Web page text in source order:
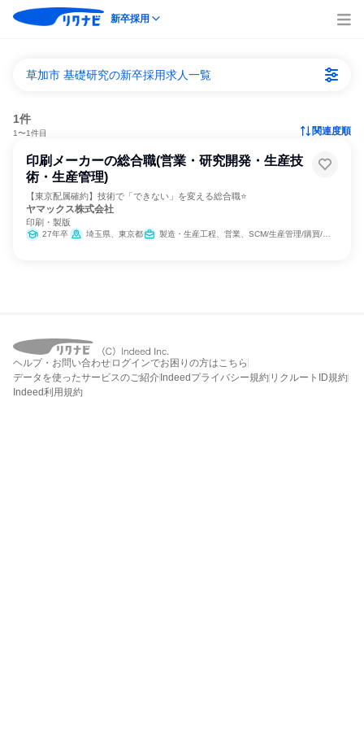
新卒採用
草加市 基礎研究の新卒採用求人一覧
1件
1〜1件目 関連度順
印刷メーカーの総合職(営業・研究開発・生産技
術・生産管理)
【東京配属確約】技術で「できない」を変える総合職⭐
ヤマックス株式会社
印刷・製版
27年卒 埼玉県、東京都 製造・生産工程、営業、SCM/生産管理/購買/物流
ヘルプ・お問い合わせ ログインでお困りの方はこちら
データを使ったサービスのご紹介 Indeedプライバシー規約 リクルートID規約
Indeed利用規約